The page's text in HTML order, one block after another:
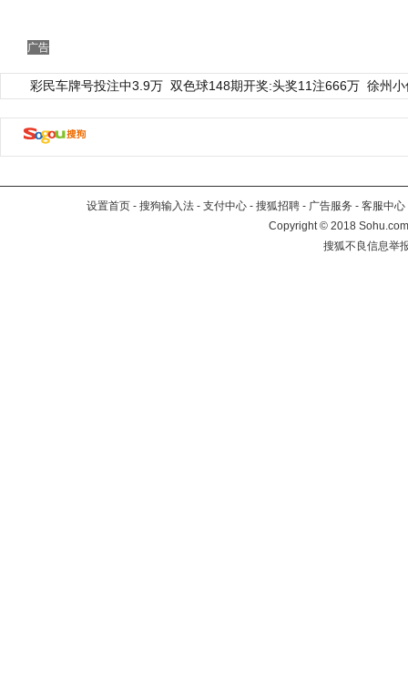
广告
彩民车牌号投注中3.9万 双色球148期开奖:头奖11注666万 徐州
设置首页 - 搜狗输入法 - 支付中心 - 搜狐招聘 - 广告服务 - 客服中心
Copyright©2018
搜狐不良信息举